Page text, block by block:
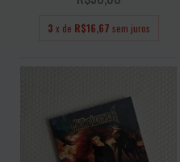
3 x de R$16,67 sem juros